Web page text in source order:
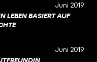
Juni 2019
LEBEN BASIERT AUF
Juni 2019